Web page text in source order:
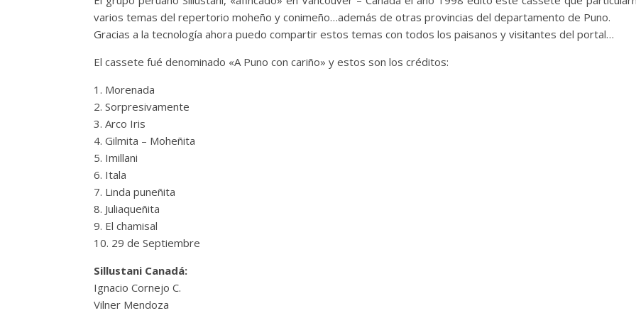
varios temas del repertorio moheño y conimeño…además de otras provincias del departamento de Puno.
Gracias a la tecnología ahora puedo compartir estos temas con todos los paisanos y visitantes del portal…
El cassete fué denominado «A Puno con cariño» y estos son los créditos:
1. Morenada
2. Sorpresivamente
3. Arco Iris
4. Gilmita – Moheñita
5. Imillani
6. Itala
7. Linda puneñita
8. Juliaqueñita
9. El chamisal
10. 29 de Septiembre
Sillustani Canadá:
Ignacio Cornejo C.
Vilner Mendoza